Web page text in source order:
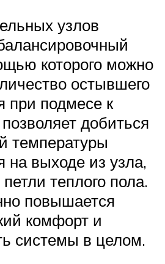
узлов
которого можно
остывшего
при подмесе к
добиться
температуры
на выходе из узла,
теплого пола.
повышается
комфорт и
системы в целом.